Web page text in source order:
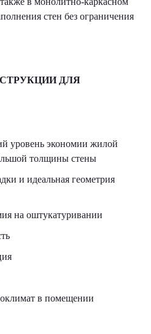
стен без ограничения
ДЛЯ
уровень экономии жилой
толщины стены
и идеальная геометрия
на оштукатуривании
в помещении